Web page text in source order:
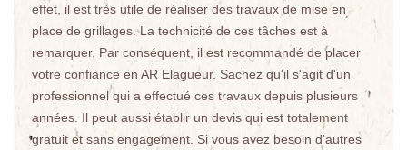
effet, il est très utile de réaliser des travaux de mise en
place de grillages. La technicité de ces tâches est à
remarquer. Par conséquent, il est recommandé de placer
votre confiance en AR Elagueur. Sachez qu'il s'agit d'un
professionnel qui a effectué ces travaux depuis plusieurs
années. Il peut aussi établir un devis qui est totalement
gratuit et sans engagement. Si vous avez besoin d'autres